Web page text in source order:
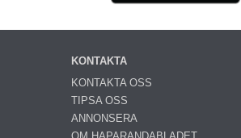
KONTAKTA
KONTAKTA OSS
TIPSA OSS
ANNONSERA